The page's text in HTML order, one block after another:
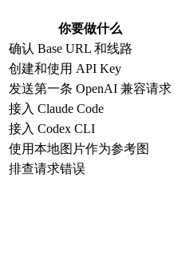
你要做什么
确认 Base URL 和线路
创建和使用 API Key
发送第一条 OpenAI 兼容请求
接入 Claude Code
接入 Codex CLI
使用本地图片作为参考图
排查请求错误